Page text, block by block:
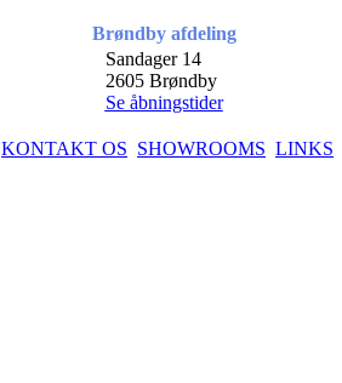
Brøndby afdeling
Sandager 14
2605 Brøndby
Se åbningstider
KONTAKT OS SHOWROOMS LINKS